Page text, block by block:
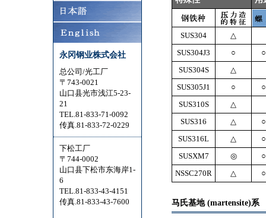
永冈钢业株式会社
总公司/光工厂
〒743-0021
山口县光市浅江5-23-
21
TEL.81-833-71-0092
传真.81-833-72-0229
下松工厂
〒744-0002
山口县下松市东海岸1-
6
TEL.81-833-43-4151
传真.81-833-43-7600
SUS304
△
SUS304J3
○
○
SUS304S
△
SUS305J1
○
○
SUS310S
△
SUS316
△
○
SUS316L
△
○
SUSXM7
◎
○
NSSC270R
△ ○
马氏基地 (martensite)系